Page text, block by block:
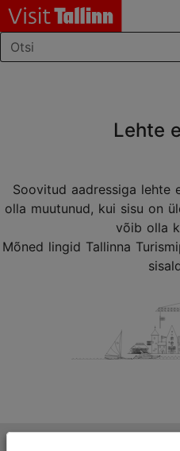
Lehte
Soovitud aadressiga lehte
olla muutunud, kui sisu on
võib olla
Mõned lingid Tallinna